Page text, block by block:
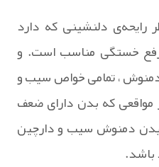
دلنشینی که دارد
خستگی مناسب است. و
دمنوش ، تمامی خواص سیب و
که بدن دارای ضعف
دمنوش سیب و دارچین
باشد.